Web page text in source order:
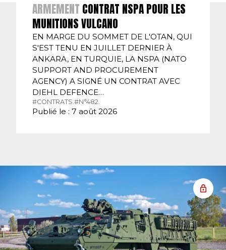
ARMEMENT CONTRAT NSPA POUR LES
MUNITIONS VULCANO
EN MARGE DU SOMMET DE L'OTAN, QUI
S'EST TENU EN JUILLET DERNIER À
ANKARA, EN TURQUIE, LA NSPA (NATO
SUPPORT AND PROCUREMENT
AGENCY) A SIGNÉ UN CONTRAT AVEC
DIEHL DEFENCE…
#CONTRATS. #N°482.
Publié le : 7 août 2026